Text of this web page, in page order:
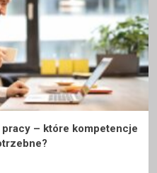
– które kompetencje